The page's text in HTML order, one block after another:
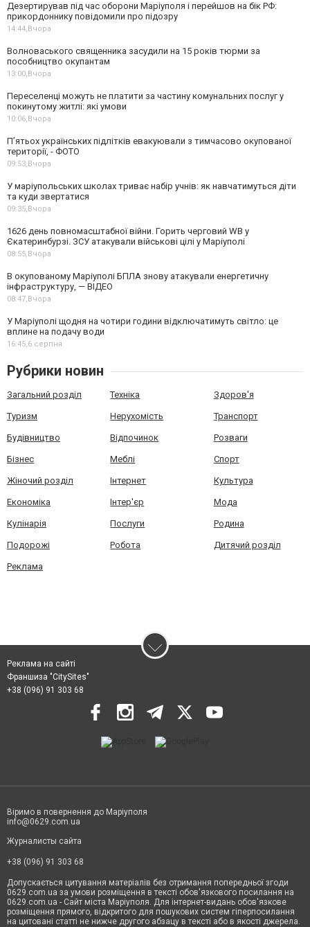
Дезертирував під час оборони Маріуполя і перейшов на бік РФ:
прикордоннику повідомили про підозру
14:44,Вчора
Волноваського священника засудили на 15 років тюрми за
пособництво окупантам
13:00,Вчора
Переселенці можуть не платити за частину комунальних послуг у
покинутому житлі: які умови
10:06,Вчора
П’ятьох українських підлітків евакуювали з тимчасово окупованої
території, - ФОТО
09:53,Вчора
У маріупольських школах триває набір учнів: як навчатимуться діти
та куди звертатися
09:35,Вчора
1626 день повномасштабної війни. Горить черговий WB у
Єкатеринбурзі. ЗСУ атакували військові цілі у Маріуполі
08:55,Вчора
В окупованому Маріуполі БПЛА знову атакували енергетичну
інфраструктуру, — ВІДЕО
08:47,Вчора
У Маріуполі щодня на чотири години відключатимуть світло: це
вплине на подачу води
16:45,6 серпня
Рубрики новин
Загальний розділ Техніка Здоров'я
Туризм Нерухомість Транспорт
Будівництво Відпочинок Розваги
Бізнес Меблі Спорт
Жіночий розділ Інтернет Культура
Економіка Інтер'єр Мода
Кулінарія Послуги Родина
Подорожі Робота Дитячий розділ
Реклама
Реклама на сайті
Франшиза "CitySites"
+38 (096) 91 303 68
Віримо в повернення до Маріуполя
info@0629.com.ua
Журналисты сайта
+38 (096) 91 303 68
Допускається цитування матеріалів без отримання попередньої згоди
0629.com.ua за умови розміщення в тексті обов'язкового посилання на
0629.com.ua - Сайт міста Маріуполя. Для інтернет-видань обов'язкове
розміщення прямого, відкритого для пошукових систем гіперпосилання
на цитовані статті не нижче другого абзацу в тексті або в якості джерела.